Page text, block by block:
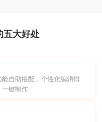
五大好处
自助搭配，个性化编辑排
一键制作